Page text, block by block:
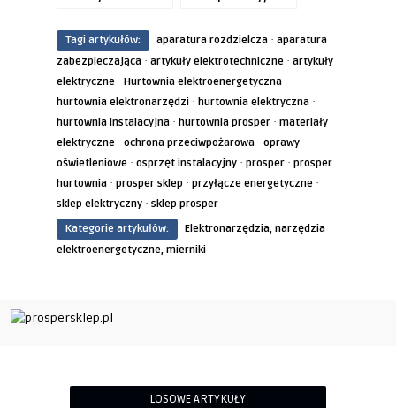
czasie
skomplikowanych
zadań!
Tagi artykułów: aparatura rozdzielcza · aparatura
zabezpieczająca · artykuły elektrotechniczne · artykuły
elektryczne · Hurtownia elektroenergetyczna ·
hurtownia elektronarzędzi · hurtownia elektryczna ·
hurtownia instalacyjna · hurtownia prosper · materiały
elektryczne · ochrona przeciwpożarowa · oprawy
oświetleniowe · osprzęt instalacyjny · prosper · prosper
hurtownia · prosper sklep · przyłącze energetyczne ·
sklep elektryczny · sklep prosper
Kategorie artykułów:
Elektronarzędzia, narzędzia
elektroenergetyczne, mierniki
LOSOWE ARTYKUŁY